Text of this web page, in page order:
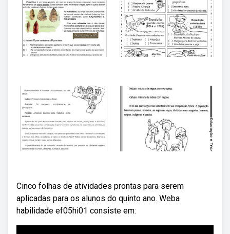
Cinco folhas de atividades prontas para serem
aplicadas para os alunos do quinto ano. Weba
habilidade ef05hi01 consiste em: